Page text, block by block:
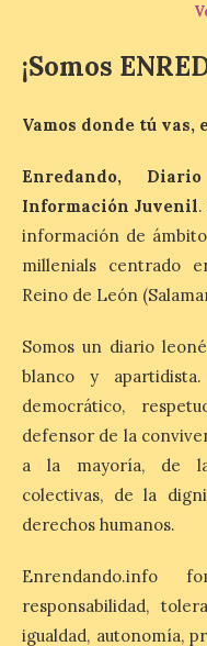
diez
tomarse una caña este
ocupa el noveno
priorizan las […]
El
Bañeza
una cita con la
los 80 y 90 para
agosto en la
6 Ago 2026
Se
partir
ciudad.
del Ayuntamiento
acogido esta
oficial del Festival One
¡Somos
Vamos donde tú vas,
Enredando,
Información Juvenil
información de
millenials centrado
Reino de León
Somos un diario
blanco y
democrático,
defensor de la
a la mayoría, de
colectivas, de la
derechos humanos.
Enrendando.info
responsabilidad,
igualdad, autonomía,